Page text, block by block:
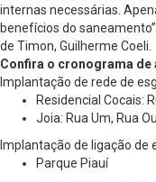
internas necessárias.
benefícios do
de Timon, Guilherme Coeli.
Confira o cronograma de
Implantação de rede de
Residencial Cocais:
Joia: Rua Um, Rua
Implantação de ligação de
Parque Piauí